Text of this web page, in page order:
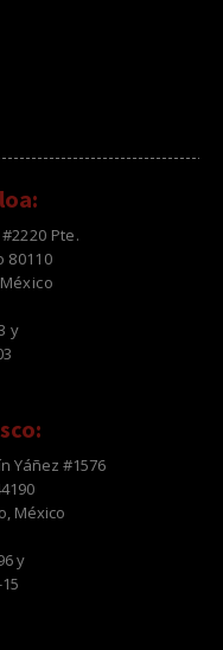
Pte.
80110
y
Yáñez #1576
México
y